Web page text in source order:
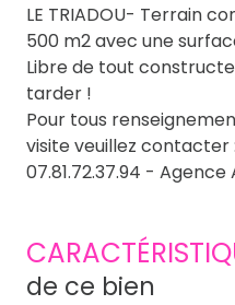
LE TRIADOU- Terrain
500 m2 avec une
Libre de tout
tarder !
Pour tous
visite veuillez contacter
07.81.72.37.94 - Agence
de ce bien